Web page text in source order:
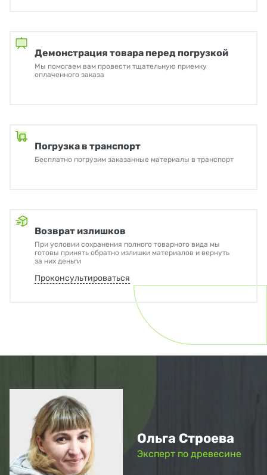
Демонстрация товара перед погрузкой
Мы помогаем вам провести тщательную приемку
оплаченного заказа
Погрузка в транспорт
Бесплатно погрузим заказанные материалы в транспорт
Возврат излишков
При условии сохранения полного товарного вида мы
готовы принять обратно излишки материалов и вернуть
за них деньги
Проконсультироваться
Ольга Строева
Эксперт по древесине